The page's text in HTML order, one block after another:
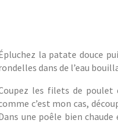
la patate douce
dans de l’eau
les filets de poulet
c’est mon cas,
une poêle bien